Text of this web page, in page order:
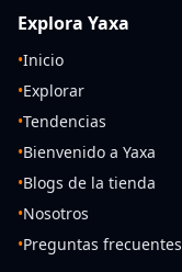
Explora Yaxa
•Inicio
•Explorar
•Tendencias
•Bienvenido a Yaxa
•Blogs de la tienda
•Nosotros
•Preguntas frecuentes